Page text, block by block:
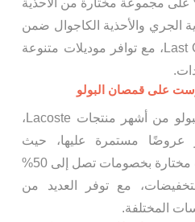
إلى 60% على مجموعة مختارة من الأحذية
الجري والأحذية الكاجوال ضمن
قسم Last Chance، مع توافر موديلات متنوعة
على قمصان البولو
تعد قمصان البولو من أشهر منتجات Lacoste،
عروضًا مستمرة عليها، حيث
تتوفر موديلات مختارة بخصومات تصل إلى 50%
مع توفر العديد من
المختلفة.